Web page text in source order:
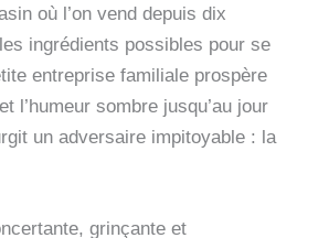
où l’on vend depuis dix
ingrédients possibles pour se
entreprise familiale prospère
l’humeur sombre jusqu’au jour
un adversaire impitoyable : la
grinçante et